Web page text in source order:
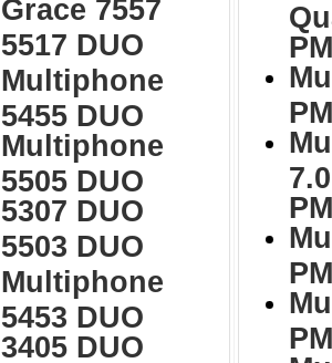
Grace 7557
5517 DUO
Multiphone
5455 DUO
Multiphone
5505 DUO
5307 DUO
5503 DUO
Multiphone
5453 DUO
3405 DUO